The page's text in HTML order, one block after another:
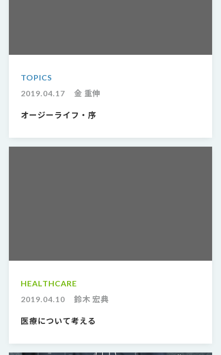
TOPICS
2019.04.17
金 重伸
オージーライフ・序
HEALTHCARE
2019.04.10
鈴木 宏典
医療について考える